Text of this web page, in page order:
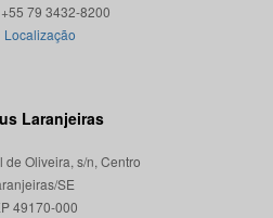
Localização
Laranjeiras
de Oliveira, s/n, Centro
SE
49170-000